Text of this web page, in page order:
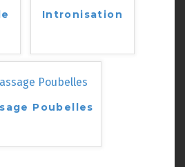
Intronisation
Poubelles